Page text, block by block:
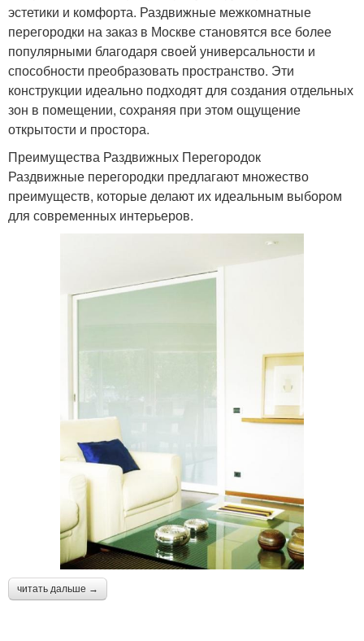
эстетики и комфорта. Раздвижные межкомнатные
перегородки на заказ в Москве становятся все более
популярными благодаря своей универсальности и
способности преобразовать пространство. Эти
конструкции идеально подходят для создания отдельных
зон в помещении, сохраняя при этом ощущение
открытости и простора.
Преимущества Раздвижных Перегородок
Раздвижные перегородки предлагают множество
преимуществ, которые делают их идеальным выбором
для современных интерьеров.
читать дальше →